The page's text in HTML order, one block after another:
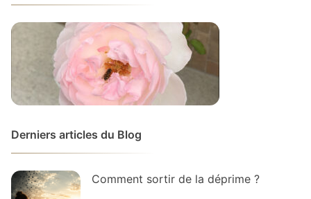
Derniers articles du Blog
Comment sortir de la déprime ?